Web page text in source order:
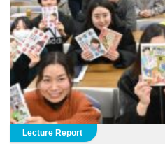
Lecture Report